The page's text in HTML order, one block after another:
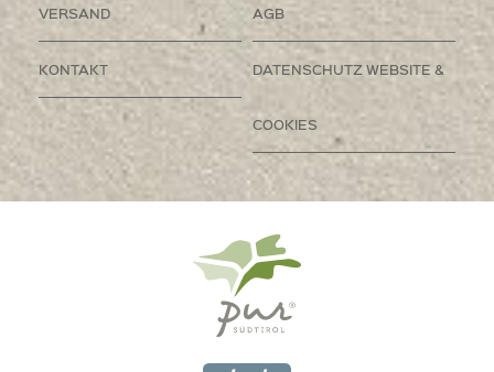
VERSAND AGB
KONTAKT DATENSCHUTZ WEBSITE &
COOKIES